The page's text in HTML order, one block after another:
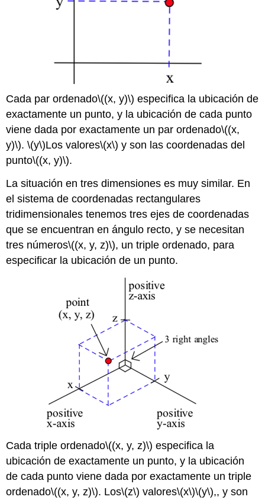
Cada par ordenado\((x, y)\) especifica la ubicación de
exactamente un punto, y la ubicación de cada punto
viene dada por exactamente un par ordenado\((x,
y)\).\(y\)Los valores\(x\) y son las coordenadas del
punto\((x, y)\).
La situación en tres dimensiones es muy similar. En
el sistema de coordenadas rectangulares
tridimensionales tenemos tres ejes de coordenadas
que se encuentran en ángulo recto, y se necesitan
tres números\((x, y, z)\), un triple ordenado, para
especificar la ubicación de un punto.
Cada triple ordenado\((x, y, z)\) especifica la
ubicación de exactamente un punto, y la ubicación
de cada punto viene dada por exactamente un triple
ordenado\((x, y, z)\). Los\(z\) valores\(x\)\(y\),, y son